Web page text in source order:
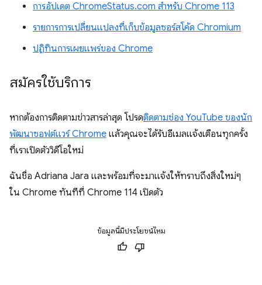
การอัปเดต ChromeStatus.com สำหรับ Chrome 113
รายการการเปลี่ยนแปลงที่เก็บข้อมูลซอร์สโค้ด Chromium
ปฏิทินการเผยแพร่ของ Chrome
สมัครใช้บริการ
หากต้องการติดตามข่าวสารล่าสุด โปรดติดตามช่อง YouTube ของนัก
พัฒนาซอฟต์แวร์ Chrome แล้วคุณจะได้รับอีเมลแจ้งเตือนทุกครั้ง
ที่เราเปิดตัววิดีโอใหม่
ฉันชื่อ Adriana Jara และพร้อมที่จะมาแจ้งให้ทราบถึงสิ่งใหม่ๆ
ใน Chrome ทันทีที่ Chrome 114 เปิดตัว
ข้อมูลนี้มีประโยชน์ไหม